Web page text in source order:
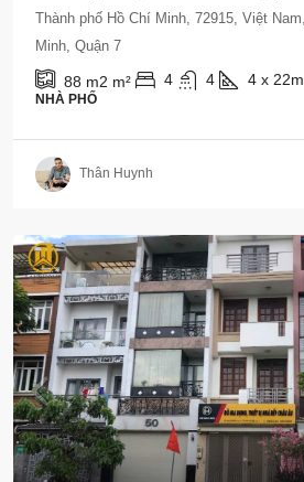
Thành phố Hồ Chí Minh, 72915, Việt
Minh, Quận 7
88 m2 m² 4 4 4 x 22m
NHÀ PHỐ
Thân Huynh